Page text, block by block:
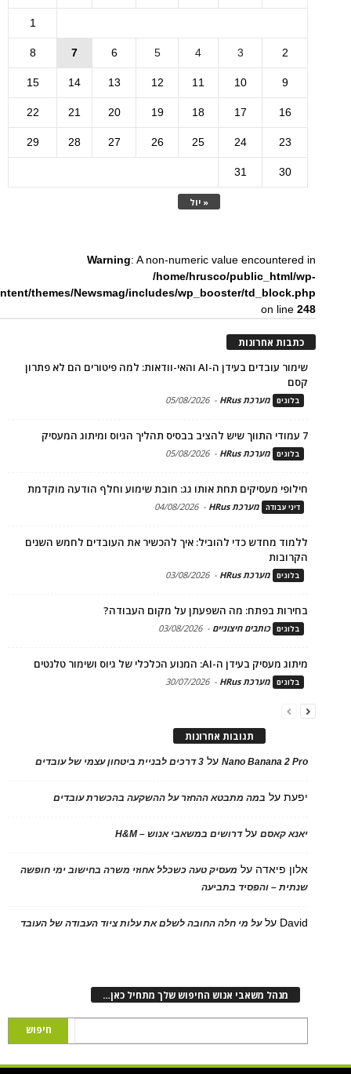
« יול
1
2
3
4
5
6
7
8
9
10
11
12
13
14
15
16
17
18
19
20
21
22
23
24
25
26
27
28
29
30
31
Warning: A non-numeric value encountered in
/home/hrusco/public_html/wp-
themes/Newsmag/includes/wp_booster/td_block.php
on line248
כתבות אחרונות
שימור עובדים בעידן ה-AI והאי-וודאות: למה פיטורים הם לא פתרון
קסם
בלוגים מערכת HRus -
05/08/2026
7 עמודי התווך שיש להציב בבסיס תהליך הגיוס ומיתוג המעסיק
בלוגים מערכת HRus -
05/08/2026
חילופי מעסיקים תחת אותו גג: חובת שימוע וחלף הודעה מוקדמת
דיני עבודה מערכת HRus -
04/08/2026
ללמוד מחדש כדי להוביל: איך להכשיר את העובדים לחמש השנים
הקרובות
בלוגים מערכת HRus -
03/08/2026
בחירות בפתח: מה השפעתן על מקום העבודה?
בלוגים כותבים חיצוניים -
03/08/2026
מיתוג מעסיק בעידן ה-AI: המנוע הכלכלי של גיוס ושימור טלנטים
בלוגים מערכת HRus -
30/07/2026
תגובות אחרונות
Nano Banana 2 Proעל 3 דרכים לבניית ביטחון עצמי של עובדים
יפעתעל במה מתבטא ההחזר על ההשקעה בהכשרת עובדים
יאנא קאסםעלדרושים במשאבי אנוש – H&M
אלון פיאדה על מעסיק טעה כשכלל אחוזי משרה בחישוב ימי חופשה
שנתית – והפסיד בתביעה
David עלעל מי חלה החובה לשלם את עלות ציוד העבודה של העובד
מנהל משאבי אנוש החיפוש שלך מתחיל כאן…